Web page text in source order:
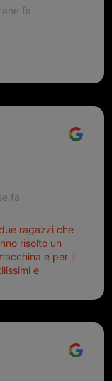
fa
fa
ragazzi che
risolto un
e per il
e
problema.